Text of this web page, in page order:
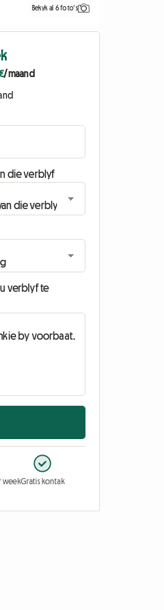
Bekyk al 6 foto's
/ maand
die verblyf
verblyf te
weekGratis kontak